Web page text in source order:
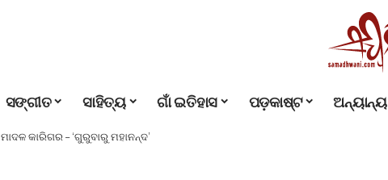
ସଙ୍ଗୀତ ସାହିତ୍ୟ ଗାଁ ଇତିହାସ ପଡ଼କାଷ୍ଟ ଅନ୍ୟାନ୍ୟ
ମାଦଳ କାରିଗର – ‘ଗୁରୁବାରୁ ମହାନନ୍ଦ’